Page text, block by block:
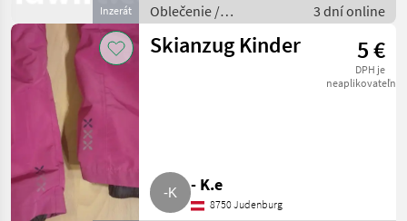
Inzerát
Oblečenie /
Poľnohospodárstvo
3 dní online
Skianzug Kinder 5 €
DPH je
neaplikovateľné
- K.e
8750 Judenburg